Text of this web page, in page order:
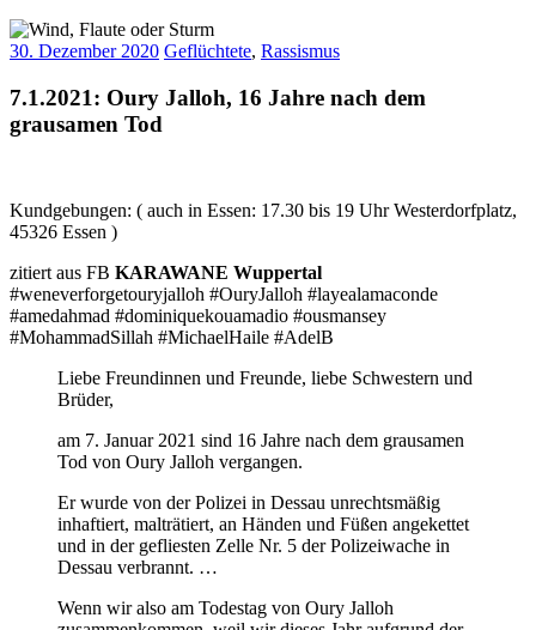
30. Dezember 2020 Geflüchtete, Rassismus
7.1.2021: Oury Jalloh, 16 Jahre nach dem
grausamen Tod
Kundgebungen: ( auch in Essen: 17.30 bis 19 Uhr Westerdorfplatz,
45326 Essen )
zitiert aus FB KARAWANE Wuppertal
#weneverforgetouryjalloh #OuryJalloh #layealamaconde
#amedahmad #dominiquekouamadio #ousmansey
#MohammadSillah #MichaelHaile #AdelB
Liebe Freundinnen und Freunde, liebe Schwestern und
Brüder,
am 7. Januar 2021 sind 16 Jahre nach dem grausamen
Tod von Oury Jalloh vergangen.
Er wurde von der Polizei in Dessau unrechtsmäßig
inhaftiert, malträtiert, an Händen und Füßen angekettet
und in der gefliesten Zelle Nr. 5 der Polizeiwache in
Dessau verbrannt. …
Wenn wir also am Todestag von Oury Jalloh